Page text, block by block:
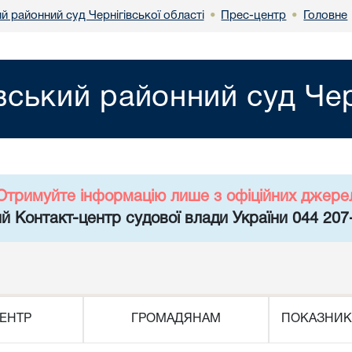
районний суд Чернігівської області • Прес-центр • Головне
районний суд
інформацію лише з офіційних
Контакт-центр судової влади України 044
ГРОМАДЯНАМ